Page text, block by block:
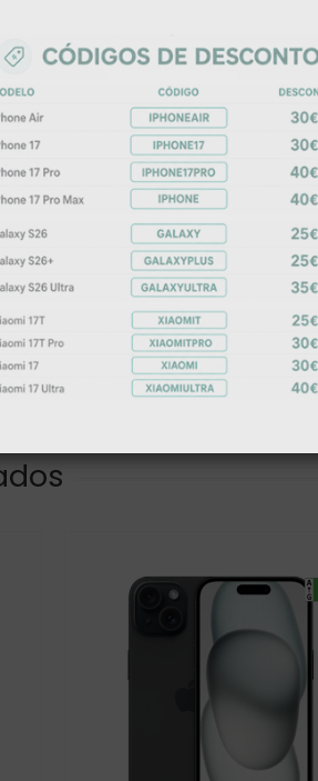
Seguro Insurama Móvel
(oferta da 1ª mensalidade)
6,29 €